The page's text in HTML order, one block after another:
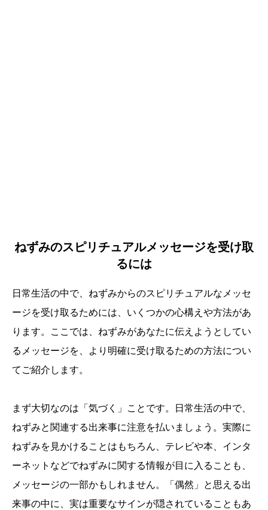
ねずみのスピリチュアルメッセージを受け取
るには
日常生活の中で、ねずみからのスピリチュアルなメッセ
ージを受け取るためには、いくつかの心構えや方法があ
ります。ここでは、ねずみがあなたに伝えようとしてい
るメッセージを、より明確に受け取るための方法につい
てご紹介します。
まず大切なのは「気づく」ことです。日常生活の中で、
ねずみと関連する出来事に注意を払いましょう。実際に
ねずみを見かけることはもちろん、テレビや本、インタ
ーネットなどでねずみに関する情報が目に入ることも、
メッセージの一部かもしれません。「偶然」と思える出
来事の中に、実は重要なサインが隠されていることもあ
誕生日ランキング 金運神社 金運財布 姓名判断